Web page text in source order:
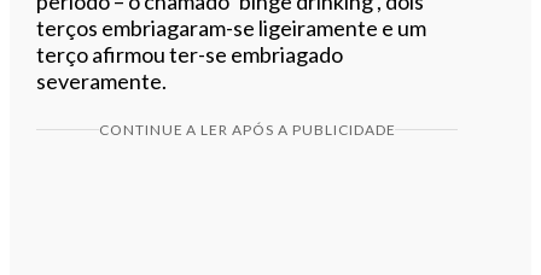
terços embriagaram-se ligeiramente e um
terço afirmou ter-se embriagado
severamente.
CONTINUE A LER APÓS A PUBLICIDADE